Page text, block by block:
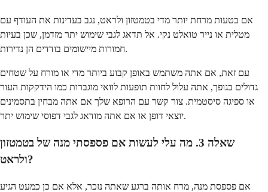
אם בטעות מרחת יותר מדי בטמטזון ולראט, נגב בעדינות את העודף עם
מטלית או נייר טואלט נקי. אל תדאג לגבי שימוש יתר מזדמן, שכן בעיות
חמורות מיישומים בודדים הן נדירות.
עם זאת, אם אתה משתמש באופן קבוע ביותר מדי או מורח על שטחים
גדולים בגופך, אתה עלול לחוות תופעות לוואי מוגברות כמו הידקקות העור
או ספיגה סיסטמית. צור קשר עם הרופא שלך אם אתה מבחין בתסמינים
יוצאי דופן או אם אתה מודאג לגבי דפוסי שימוש יתר.
שאלה 3. מה עלי לעשות אם פספסתי מנה של בטמטזון
ולראט?
אם פספסת מנה, מרח אותה ברגע שאתה נזכר, אלא אם כן כמעט הגיע